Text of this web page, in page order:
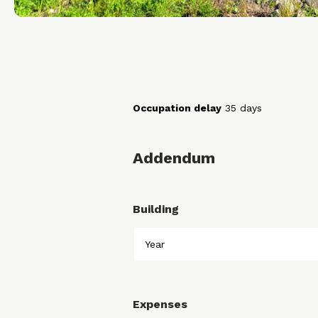
Occupation delay 35 days
Addendum
Building
Year
Expenses